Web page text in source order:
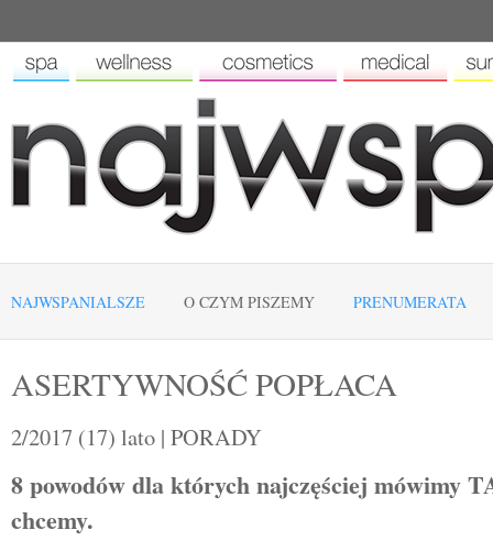
NAJWSPANIALSZE O CZYM PISZEMY PRENUMERATA
ASERTYWNOŚĆ POPŁACA
2/2017 (17) lato | PORADY
8 powodów dla których najczęściej mówimy
chcemy.